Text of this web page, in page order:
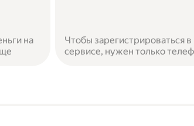
на
Чтобы зарегистрироваться в
сервисе, нужен только